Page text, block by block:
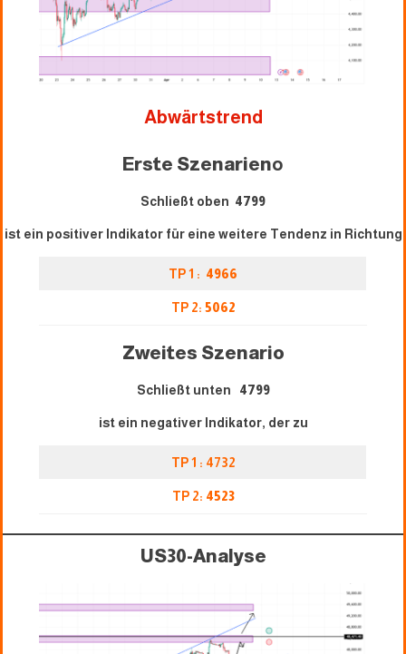
Abwärtstrend
Erste Szenarieno
Schließt oben 4799
ist ein positiver Indikator für eine weitere Tendenz in Richtung
TP 1 : 4966
TP 2: 5062
Zweites Szenario
Schließt unten 4799
ist ein negativer Indikator, der zu
TP 1 : 4732
TP 2: 4523
US30-Analyse